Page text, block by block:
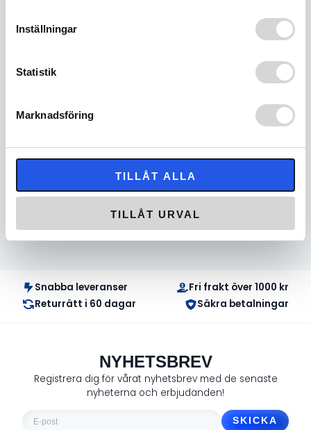
Inställningar
Statistik
Marknadsföring
TILLÅT ALLA
TILLÅT URVAL
Adjustable visor
Double D Ring chin strap
coverage eyeport protection
Vented, with vent plugs installed for cold
comfortable
Starting WeightDOT/ECE as low as 1300 grams
RELATERADE PRODUKTER
Snabba leveranser
Fri frakt över 1000 kr
Returrätt i 60 dagar
Säkra betalningar
NYHETSBREV
Registrera dig för vårat nyhetsbrev med de senaste
nyheterna och erbjudanden!